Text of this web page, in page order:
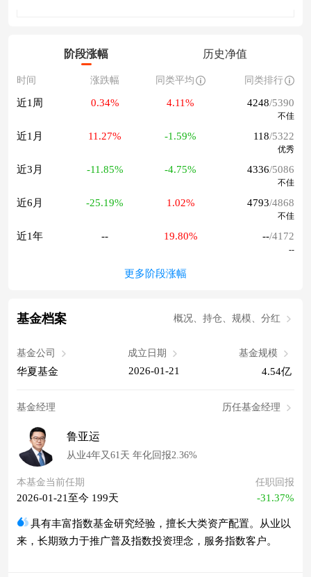
阶段涨幅 历史净值
时间 涨跌幅 同类平均 同类排行
近1周 0.34% 4.11% 4248/5390
不佳
近1月 11.27% -1.59% 118/5322
优秀
近3月 -11.85% -4.75% 4336/5086
不佳
近6月 -25.19% 1.02% 4793/4868
不佳
近1年 -- 19.80% --/4172
--
更多阶段涨幅
基金档案 概况、持仓、规模、分红
基金公司
华夏基金
成立日期
2026-01-21
基金规模
4.54亿
基金经理 历任基金经理
鲁亚运
从业4年又61天 年化回报2.36%
本基金当前任期
2026-01-21至今 199天
任职回报
-31.37%
具有丰富指数基金研究经验，擅长大类资产配置。从业以
来，长期致力于推广普及指数投资理念，服务指数客户。